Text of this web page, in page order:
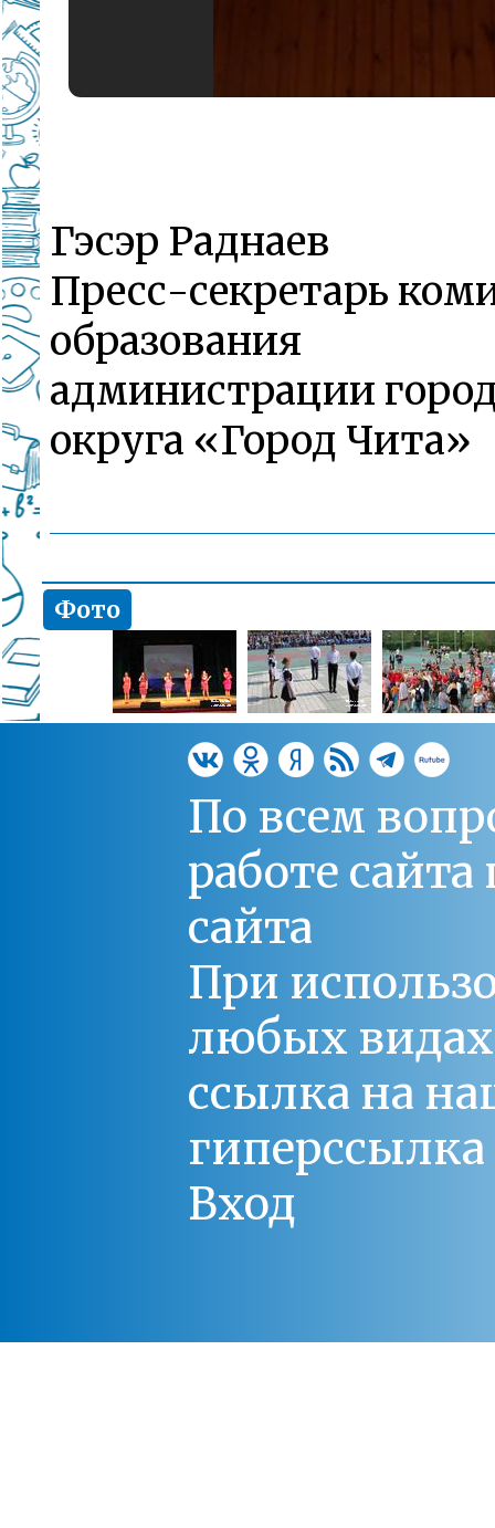
Гэсэр Раднаев
Пресс-секретарь
образования
администрации
округа «Город Чита»
Фото
По всем
работе
сайта
При
любых
ссылка на
Вход